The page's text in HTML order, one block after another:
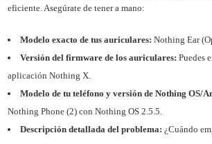
eficiente. Asegúrate de tener a mano:
Modelo exacto de tus auriculares: Nothing Ear
Versión del firmware de los auriculares: Puedes
aplicación Nothing X.
Modelo de tu teléfono y versión de Nothing OS/
Nothing Phone (2) con Nothing OS 2.5.5.
Descripción detallada del problema: ¿Cuándo